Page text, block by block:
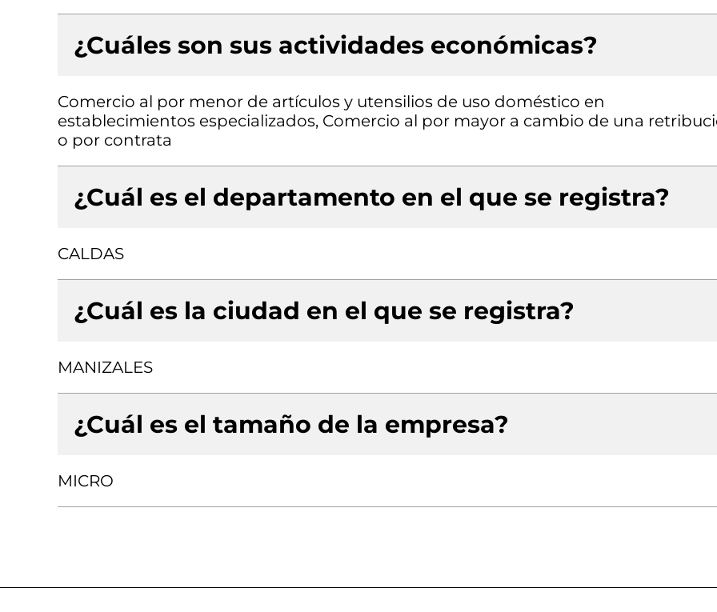
¿Cuáles son sus actividades económicas?
Comercio al por menor de artículos y utensilios de uso doméstico en
establecimientos especializados, Comercio al por mayor a cambio de una
o por contrata
¿Cuál es el departamento en el que se registra?
CALDAS
¿Cuál es la ciudad en el que se registra?
MANIZALES
¿Cuál es el tamaño de la empresa?
MICRO